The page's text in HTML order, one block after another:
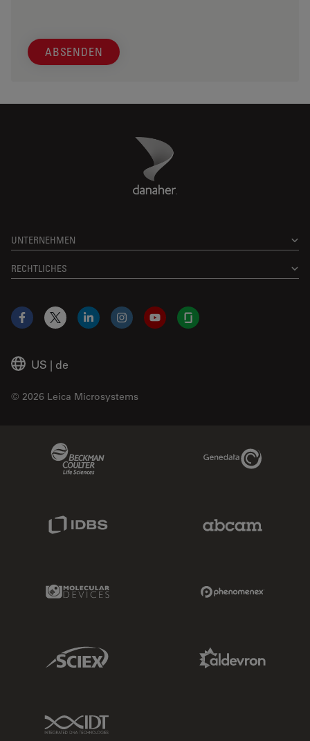
ABSENDEN
Danaher Logo
UNTERNEHMEN
RECHTLICHES
US | de
© 2026 Leica Microsystems
Facebook
X LinkedInInstagramYouTubeGlassdoor
Genedata Link
Molecular Devices Link
Sciex Link
IDT Link